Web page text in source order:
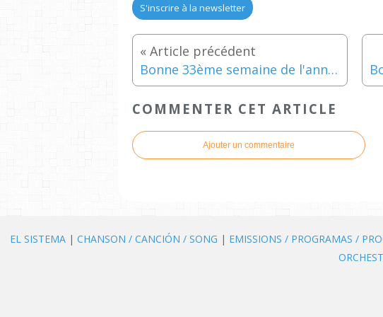
S'inscrire à la newsletter
Bonne 33ème semaine de l'année!
COMMENTER CET ARTICLE
Ajouter un commentaire
EL SISTEMA| CHANSON / CANCIÓN / SONG | EMISSIONS / PROGRAMAS /